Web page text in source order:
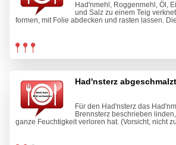
Had'nmehl, Roggenmehl, Öl,
und Salz zu einem Teig
formen, mit Folie abdecken und rasten lassen.
Had'nsterz abgeschmalzt
Für den Had'nsterz das
Brennsterz beschrieben
ganze Feuchtigkeit verloren hat. (Vorsicht, nicht